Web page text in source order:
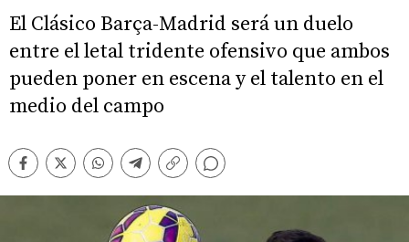
El Clásico Barça-Madrid será un duelo
entre el letal tridente ofensivo que ambos
pueden poner en escena y el talento en el
medio del campo
Facebook
TwitterWhatsappTelegram
Copiar
Comentarios